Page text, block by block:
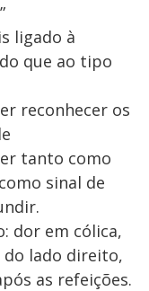
ligado à
que ao tipo
reconhecer os
tanto como
sinal de
dor em cólica,
do lado direito,
as refeições.